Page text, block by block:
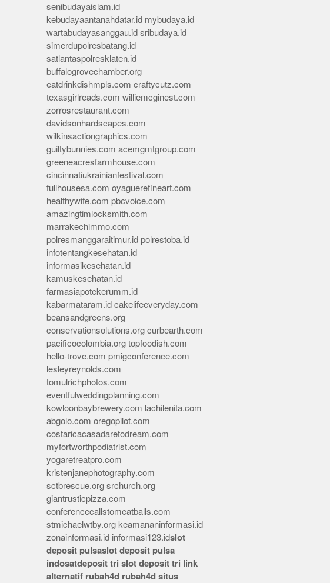
senibudayaislam.id
kebudayaantanahdatar.id mybudaya.id
wartabudayasanggau.id sribudaya.id
simerdupolresbatang.id
satlantaspolresklaten.id
buffalogrovechamber.org
eatdrinkdishmpls.com craftycutz.com
texasgirlreads.com williemcginest.com
zorrosrestaurant.com
davidsonhardscapes.com
wilkinsactiongraphics.com
guiltybunnies.com acemgmtgroup.com
greeneacresfarmhouse.com
cincinnatiukrainianfestival.com
fullhousesa.com oyaguerefineart.com
healthywife.com pbcvoice.com
amazingtimlocksmith.com
marrakechimmo.com
polresmanggaraitimur.id polrestoba.id
infotentangkesehatan.id
informasikesehatan.id
kamuskesehatan.id
farmasiapotekerumm.id
kabarmataram.id cakelifeeveryday.com
beansandgreens.org
conservationsolutions.org curbearth.com
pacificocolombia.org topfoodish.com
hello-trove.com pmigconference.com
lesleyreynolds.com
tomulrichphotos.com
eventfulweddingplanning.com
kowloonbaybrewery.com lachilenita.com
abgolo.com oregopilot.com
costaricacasadaretodream.com
myfortworthpodiatrist.com
yogaretreatpro.com
kristenjanephotography.com
sctbrescue.org srchurch.org
giantrusticpizza.com
conferencecallstomeatballs.com
stmichaelwtby.org keamananinformasi.id
zonainformasi.id informasi123.idslot
deposit pulsaslot deposit pulsa
indosatdeposit tri slot deposit tri link
alternatif rubah4d rubah4d situs